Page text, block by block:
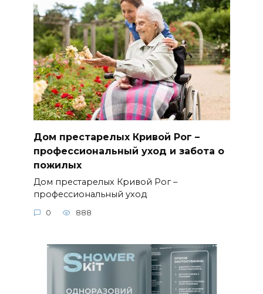
Дом престарелых Кривой Рог –
профессиональный уход и забота о
пожилых
Дом престарелых Кривой Рог –
профессиональный уход
0 888